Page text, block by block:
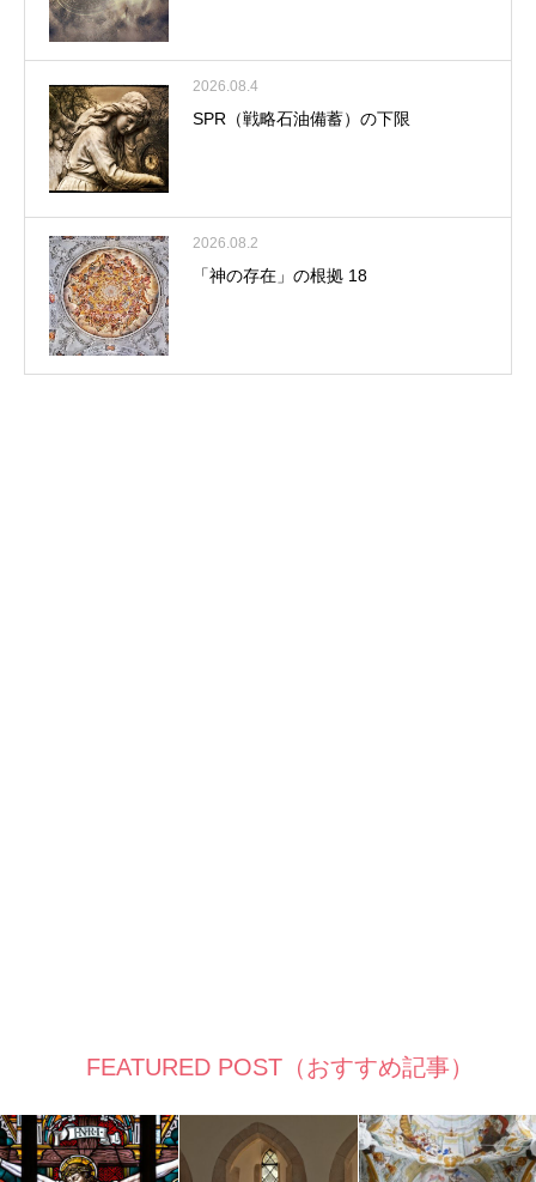
2026.08.4
SPR（戦略石油備蓄）の下限
2026.08.2
「神の存在」の根拠 18
FEATURED POST（おすすめ記事）